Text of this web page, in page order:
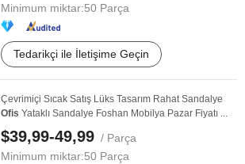
Minimum miktar:50 Parça
Tedarikçi ile İletişime Geçin
Çevrimiçi Sıcak Satış Lüks Tasarım Rahat Sandalye
Ofis Yataklı Sandalye Foshan Mobilya Pazar Fiyatı ...
$39,99-49,99 / Parça
Minimum miktar:50 Parça